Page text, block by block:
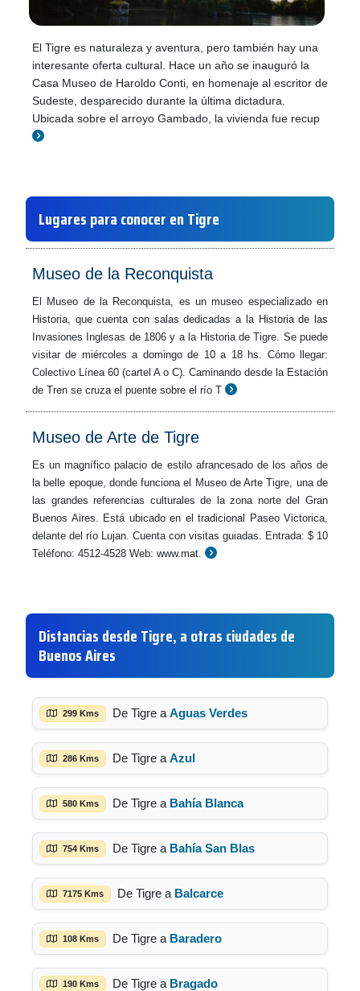
El Tigre es naturaleza y aventura, pero también hay una
interesante oferta cultural. Hace un año se inauguró la
Casa Museo de Haroldo Conti, en homenaje al escritor de
Sudeste, desparecido durante la última dictadura.
Ubicada sobre el arroyo Gambado, la vivienda fue recup
Lugares para conocer en Tigre
Museo de la Reconquista
El Museo de la Reconquista, es un museo especializado en
Historia, que cuenta con salas dedicadas a la Historia de las
Invasiones Inglesas de 1806 y a la Historia de Tigre. Se puede
visitar de miércoles a domingo de 10 a 18 hs. Cómo llegar:
Colectivo Línea 60 (cartel A o C). Caminando desde la Estación
de Tren se cruza el puente sobre el río T
Museo de Arte de Tigre
Es un magnífico palacio de estilo afrancesado de los años de
la belle epoque, donde funciona el Museo de Arte Tigre, una de
las grandes referencias culturales de la zona norte del Gran
Buenos Aires. Está ubicado en el tradicional Paseo Victorica,
delante del río Lujan. Cuenta con visitas guiadas. Entrada: $ 10
Teléfono: 4512-4528 Web: www.mat.
Distancias desde Tigre, a otras ciudades de
Buenos Aires
299 Kms De Tigre a Aguas Verdes
286 Kms De Tigre a Azul
580 Kms De Tigre a Bahía Blanca
754 Kms De Tigre a Bahía San Blas
7175 Kms De Tigre a Balcarce
108 Kms De Tigre a Baradero
190 Kms De Tigre a Bragado